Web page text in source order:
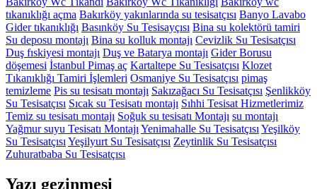
tıkanıklığı açma Bakırköy yakınlarında su tesisatçısı Banyo Lavabo
Gider tıkanıklığı Basınköy Su Tesisayçısı Bina su kolektörü tamiri
Su deposu montajı Bina su kolluk montajı Cevizlik Su Tesisatçısı
Duş fıskiyesi montajı Duş ve Batarya montajı Gider Borusu
döşemesi İstanbul Pimaş aç Kartaltepe Su Tesisatçısı Klozet
Tıkanıklığı Tamiri İşlemleri Osmaniye Su Tesisatçısı pimaş
temizleme Pis su tesisatı montajı Sakızağacı Su Tesisatçısı Şenlikköy
Su Tesisatçısı Sıcak su Tesisatı montajı Sıhhi Tesisat Hizmetlerimiz
Temiz su tesisatı montajı Soğuk su tesisatı Montajı su montajı
Yağmur suyu Tesisatı Montajı Yenimahalle Su Tesisatçısı Yeşilköy
Su Tesisatçısı Yeşilyurt Su Tesisatçısı Zeytinlik Su Tesisatçısı
Zuhuratbaba Su Tesisatçısı
Yazı gezinmesi